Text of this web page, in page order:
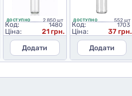
ДОСТУПНО 2 850 шт
Код: 1480
Ціна:
21 грн.
Додати
ДОСТУПНО 552 шт
Код: 1703
Ціна:
37 грн.
Додати